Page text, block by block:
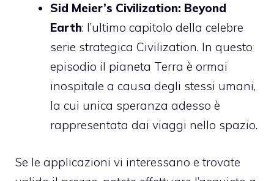
Sid Meier’s Civilization: Beyond
Earth: l’ultimo capitolo della celebre
serie strategica Civilization. In questo
episodio il pianeta Terra è ormai
inospitale a causa degli stessi umani,
la cui unica speranza adesso è
rappresentata dai viaggi nello spazio.
Se le applicazioni vi interessano e trovate